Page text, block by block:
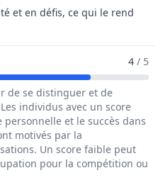
et en défis, ce qui le rend
De Chef / Cheffe De
4 / 5
de se distinguer et de
individus avec un score
et le succès dans
motivés par la
Un score faible peut
pour la compétition ou